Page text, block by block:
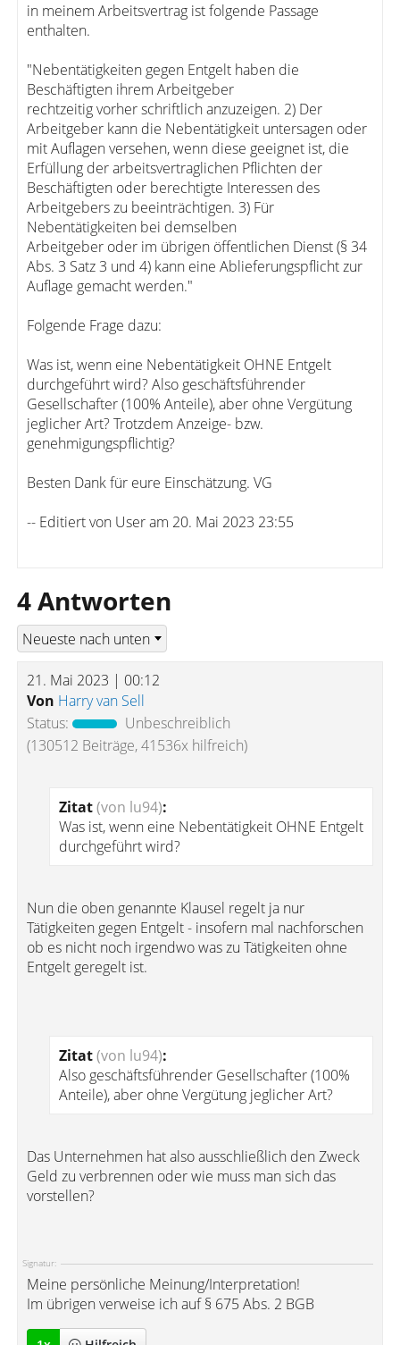
in meinem Arbeitsvertrag ist folgende Passage
enthalten.
"Nebentätigkeiten gegen Entgelt haben die
Beschäftigten ihrem Arbeitgeber
rechtzeitig vorher schriftlich anzuzeigen. 2) Der
Arbeitgeber kann die Nebentätigkeit untersagen oder
mit Auflagen versehen, wenn diese geeignet ist, die
Erfüllung der arbeitsvertraglichen Pflichten der
Beschäftigten oder berechtigte Interessen des
Arbeitgebers zu beeinträchtigen. 3) Für
Nebentätigkeiten bei demselben
Arbeitgeber oder im übrigen öffentlichen Dienst (§ 34
Abs. 3 Satz 3 und 4) kann eine Ablieferungspflicht zur
Auflage gemacht werden."
Folgende Frage dazu:
Was ist, wenn eine Nebentätigkeit OHNE Entgelt
durchgeführt wird? Also geschäftsführender
Gesellschafter (100% Anteile), aber ohne Vergütung
jeglicher Art? Trotzdem Anzeige- bzw.
genehmigungspflichtig?
Besten Dank für eure Einschätzung. VG
-- Editiert von User am 20. Mai 2023 23:55
4 Antworten
21. Mai 2023 | 00:12
Von Harry van Sell
Status:
Unbeschreiblich
(130512 Beiträge, 41536x hilfreich)
Zitat(von lu94):
Was ist, wenn eine Nebentätigkeit OHNE Entgelt
durchgeführt wird?
Nun die oben genannte Klausel regelt ja nur
Tätigkeiten gegen Entgelt - insofern mal nachforschen
ob es nicht noch irgendwo was zu Tätigkeiten ohne
Entgelt geregelt ist.
Zitat(von lu94):
Also geschäftsführender Gesellschafter (100%
Anteile), aber ohne Vergütung jeglicher Art?
Das Unternehmen hat also ausschließlich den Zweck
Geld zu verbrennen oder wie muss man sich das
vorstellen?
Signatur:
Meine persönliche Meinung/Interpretation!
Im übrigen verweise ich auf § 675 Abs. 2 BGB